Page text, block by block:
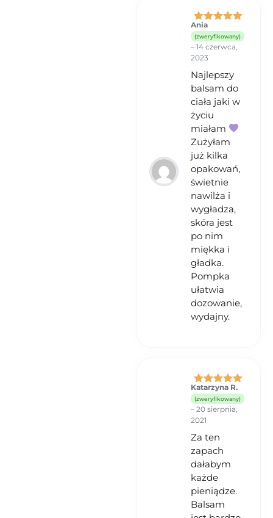
miejscu niedostępnym dla
dzieci. 7) Przeciwwskazania –
uczulenie na którykolwiek ze
składników produktu.
Oceniono
na 5
Ania
(zweryfikowany)
– 14 czerwca,
2023
Najlepszy
balsam do
ciała jaki w
życiu
miałam
Zużyłam
już kilka
opakowań,
świetnie
nawilża i
wygładza,
skóra jest
po nim
miękka i
gładka.
Pompka
ułatwia
dozowanie,
wydajny.
Oceniono5
na 5
Katarzyna R.
(zweryfikowany)
– 20 sierpnia,
2021
Za ten
zapach
dałabym
każde
pieniądze.
Balsam